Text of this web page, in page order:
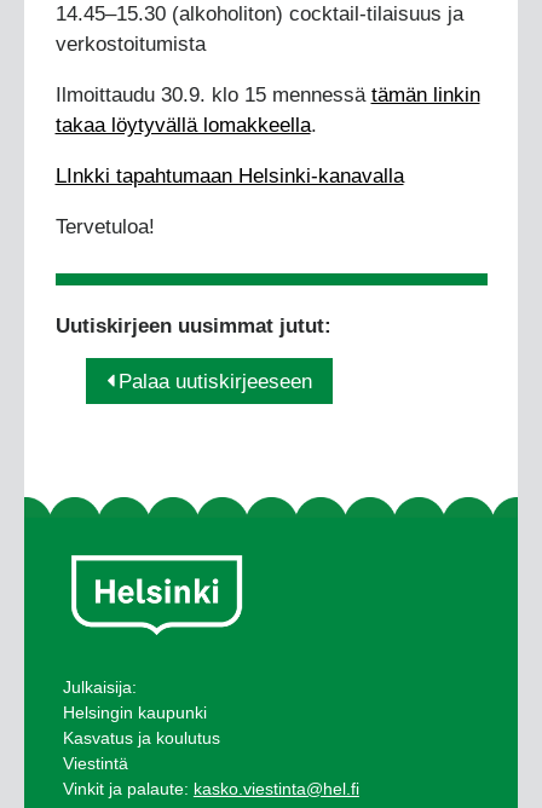
14.45–15.30 (alkoholiton) cocktail-tilaisuus ja
verkostoitumista
Ilmoittaudu 30.9. klo 15 mennessä tämän linkin
takaa löytyvällä lomakkeella.
LInkki tapahtumaan Helsinki-kanavalla
Tervetuloa!
Uutiskirjeen uusimmat jutut:
Palaa uutiskirjeeseen
Julkaisija:
Helsingin kaupunki
Kasvatus ja koulutus
Viestintä
Vinkit ja palaute: kasko.viestinta@hel.fi